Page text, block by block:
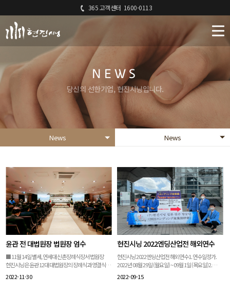
365 고객센터 1600-0113
NEWS
당신의 선한기업, 현진시닝입니다.
News News
윤관 전 대법원장 법원장 엄수
■ 11월 14일 별세, 연세대 신촌장례식장서 법원장
현진시닝은 윤관 12대 대법원장의 장례식과 영결식을
법원장으로 치르기로 결정, 현진시닝은 법원장 격에
2022-11-30
현진시닝 2022엔딩산업전 해외연수
현진시닝 2022엔딩산업전 해외연수1. 연수일정가.
2022년 08월 29일 (월요일) ~ 09월 1일 (목요일)2.
우수이수자 총 6명3. 연수내용가. 도쿄장례 시찰나.
2022-09-15